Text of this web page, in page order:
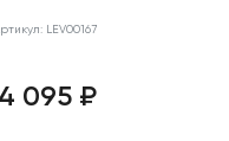
LEV00167
4 095 ₽